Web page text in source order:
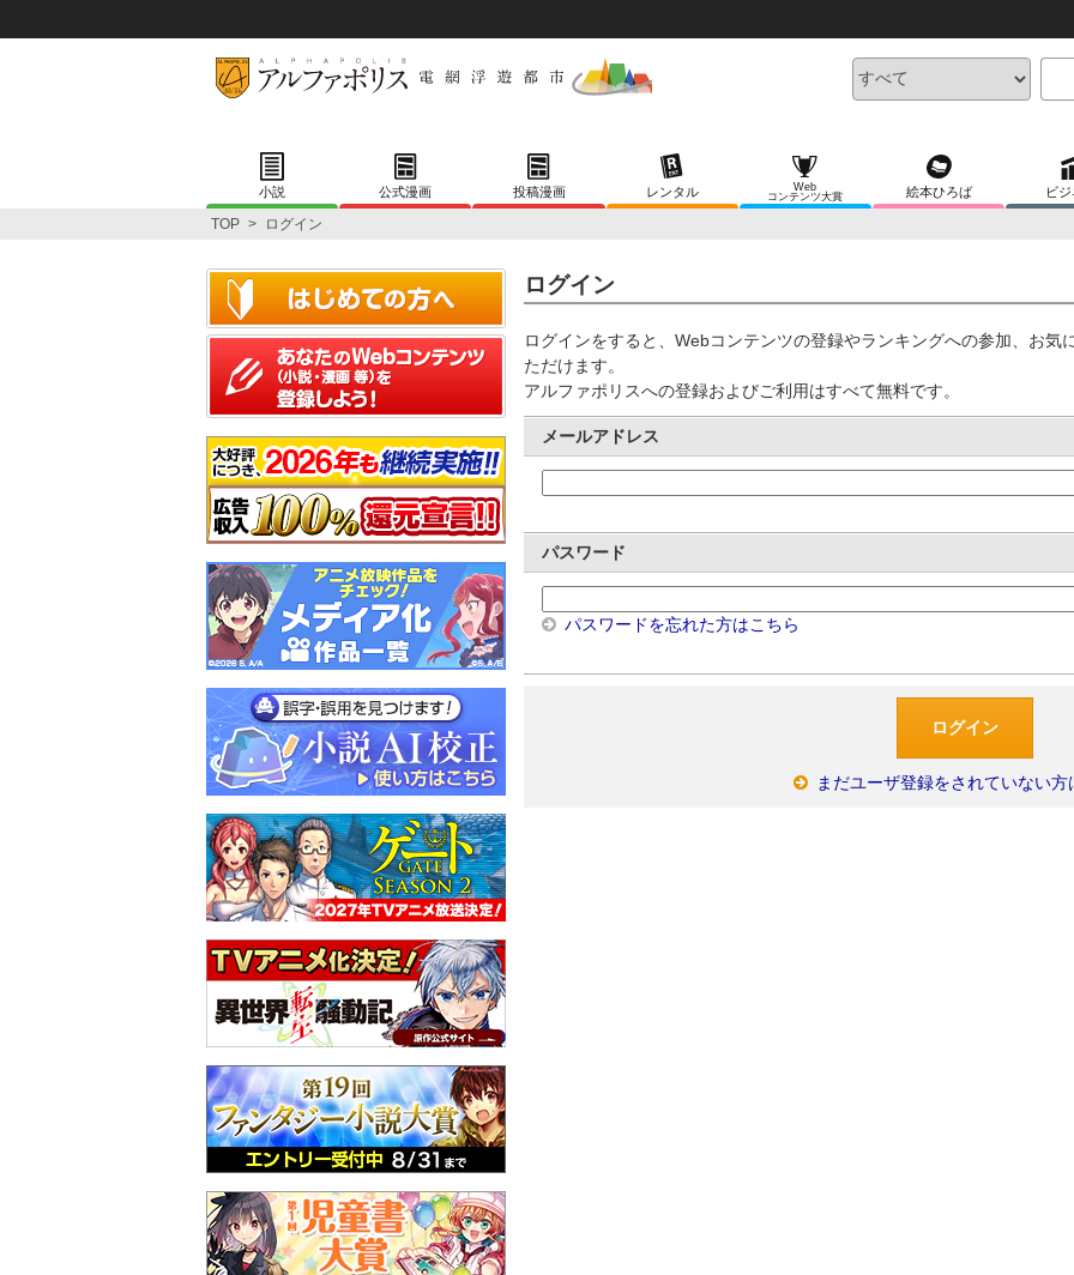
小説 公式漫画 投稿漫画 レンタル
Web
コンテンツ大賞
絵本ひろば ビ
TOP > ログイン
ログイン
ログインをすると、Webコンテンツの登録やランキングへの参加、お気
ただけます。
アルファポリスへの登録およびご利用はすべて無料です。
メールアドレス
パスワード
パスワードを忘れた方はこちら
まだユーザ登録をされていない方